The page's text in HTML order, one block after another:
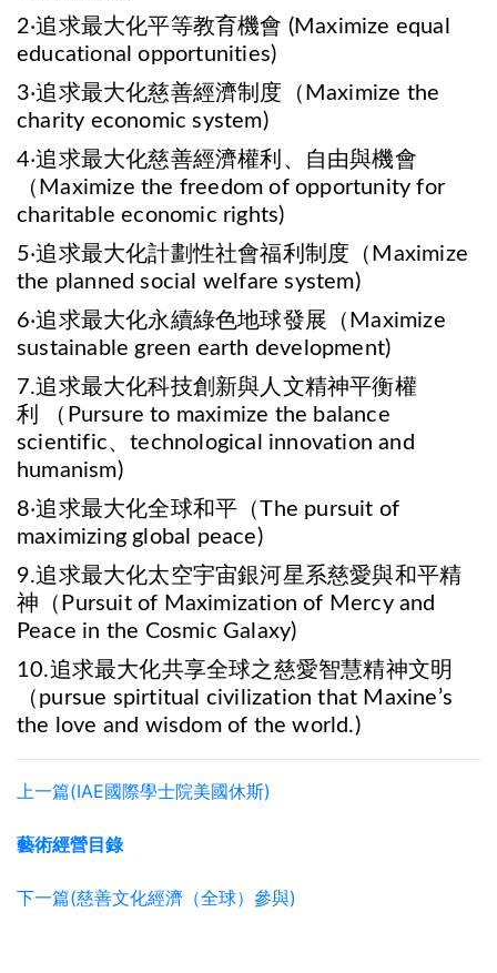
2‧追求最大化平等教育機會 (Maximize equal
educational opportunities)
3‧追求最大化慈善經濟制度（Maximize the
charity economic system)
4‧追求最大化慈善經濟權利、自由與機會
（Maximize the freedom of opportunity for
charitable economic rights)
5‧追求最大化計劃性社會福利制度（Maximize
the planned social welfare system)
6‧追求最大化永續綠色地球發展（Maximize
sustainable green earth development)
7.追求最大化科技創新與人文精神平衡權
利 （Pursure to maximize the balance
scientific、technological innovation and
humanism)
8‧追求最大化全球和平（The pursuit of
maximizing global peace)
9.追求最大化太空宇宙銀河星系慈愛與和平精
神（Pursuit of Maximization of Mercy and
Peace in the Cosmic Galaxy)
10.追求最大化共享全球之慈愛智慧精神文明
（pursue spirtitual civilization that Maxine’s
the love and wisdom of the world.)
上一篇(IAE國際學士院美國休斯)
藝術經營目錄
下一篇(慈善文化經濟（全球）參與)